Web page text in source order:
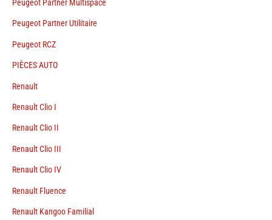
Peugeot Partner Multispace
Peugeot Partner Utilitaire
Peugeot RCZ
PIÈCES AUTO
Renault
Renault Clio I
Renault Clio II
Renault Clio III
Renault Clio IV
Renault Fluence
Renault Kangoo Familial